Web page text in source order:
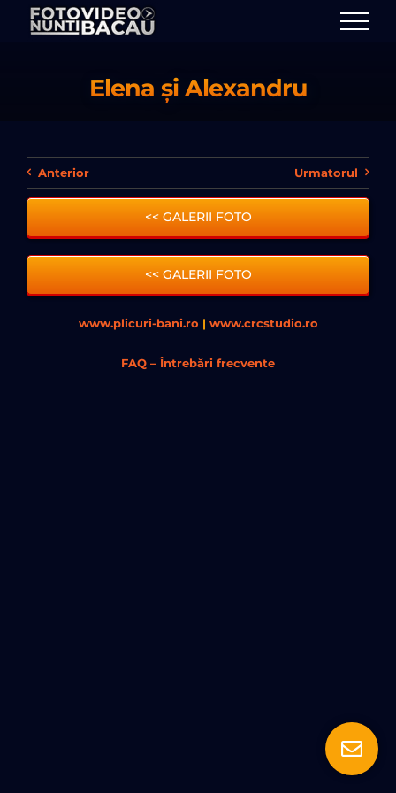
Elena și Alexandru
Anterior Urmatorul
<< GALERII FOTO
<< GALERII FOTO
www.plicuri-bani.ro | www.crcstudio.ro
FAQ – Întrebări frecvente